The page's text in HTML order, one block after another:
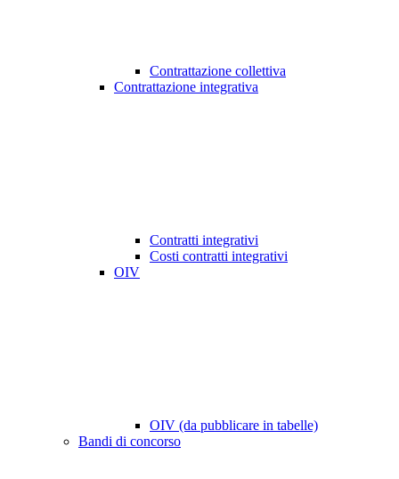
Contrattazione collettiva
Contrattazione integrativa
Contratti integrativi
Costi contratti integrativi
OIV
OIV (da pubblicare in tabelle)
Bandi di concorso